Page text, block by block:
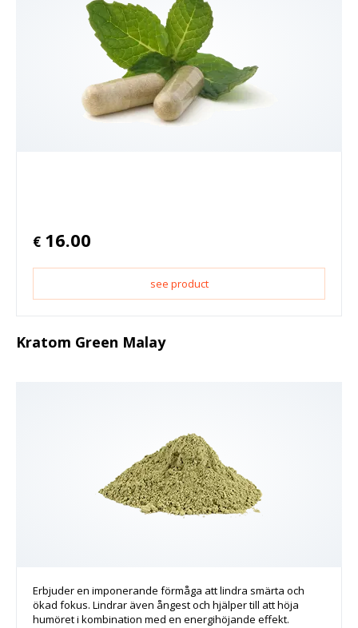
€ 16.00
see product
Kratom Green Malay
Erbjuder en imponerande förmåga att lindra smärta och
ökad fokus. Lindrar även ångest och hjälper till att höja
humöret i kombination med en energihöjande effekt.